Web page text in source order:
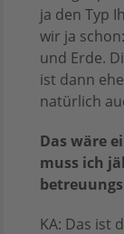
ja den Typ
wir ja
und Erde.
ist dann
natürlich
Das wäre
muss ich
KA: Das ist